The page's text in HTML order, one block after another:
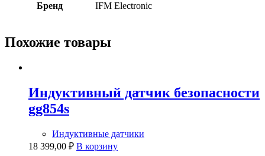
Бренд IFM Electronic
Похожие товары
Индуктивный датчик безопасности
gg854s
Индуктивные датчики
18 399,00 ₽ В корзину